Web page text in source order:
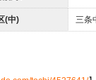
(中) 三条